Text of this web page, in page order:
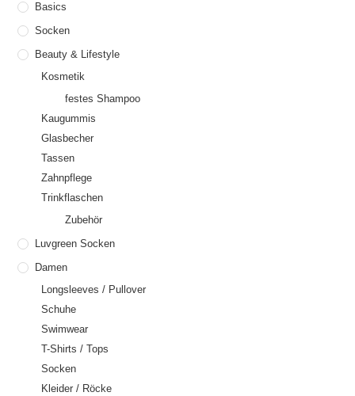
Basics
Socken
Beauty & Lifestyle
Kosmetik
festes Shampoo
Kaugummis
Glasbecher
Tassen
Zahnpflege
Trinkflaschen
Zubehör
Luvgreen Socken
Damen
Longsleeves / Pullover
Schuhe
Swimwear
T-Shirts / Tops
Socken
Kleider / Röcke